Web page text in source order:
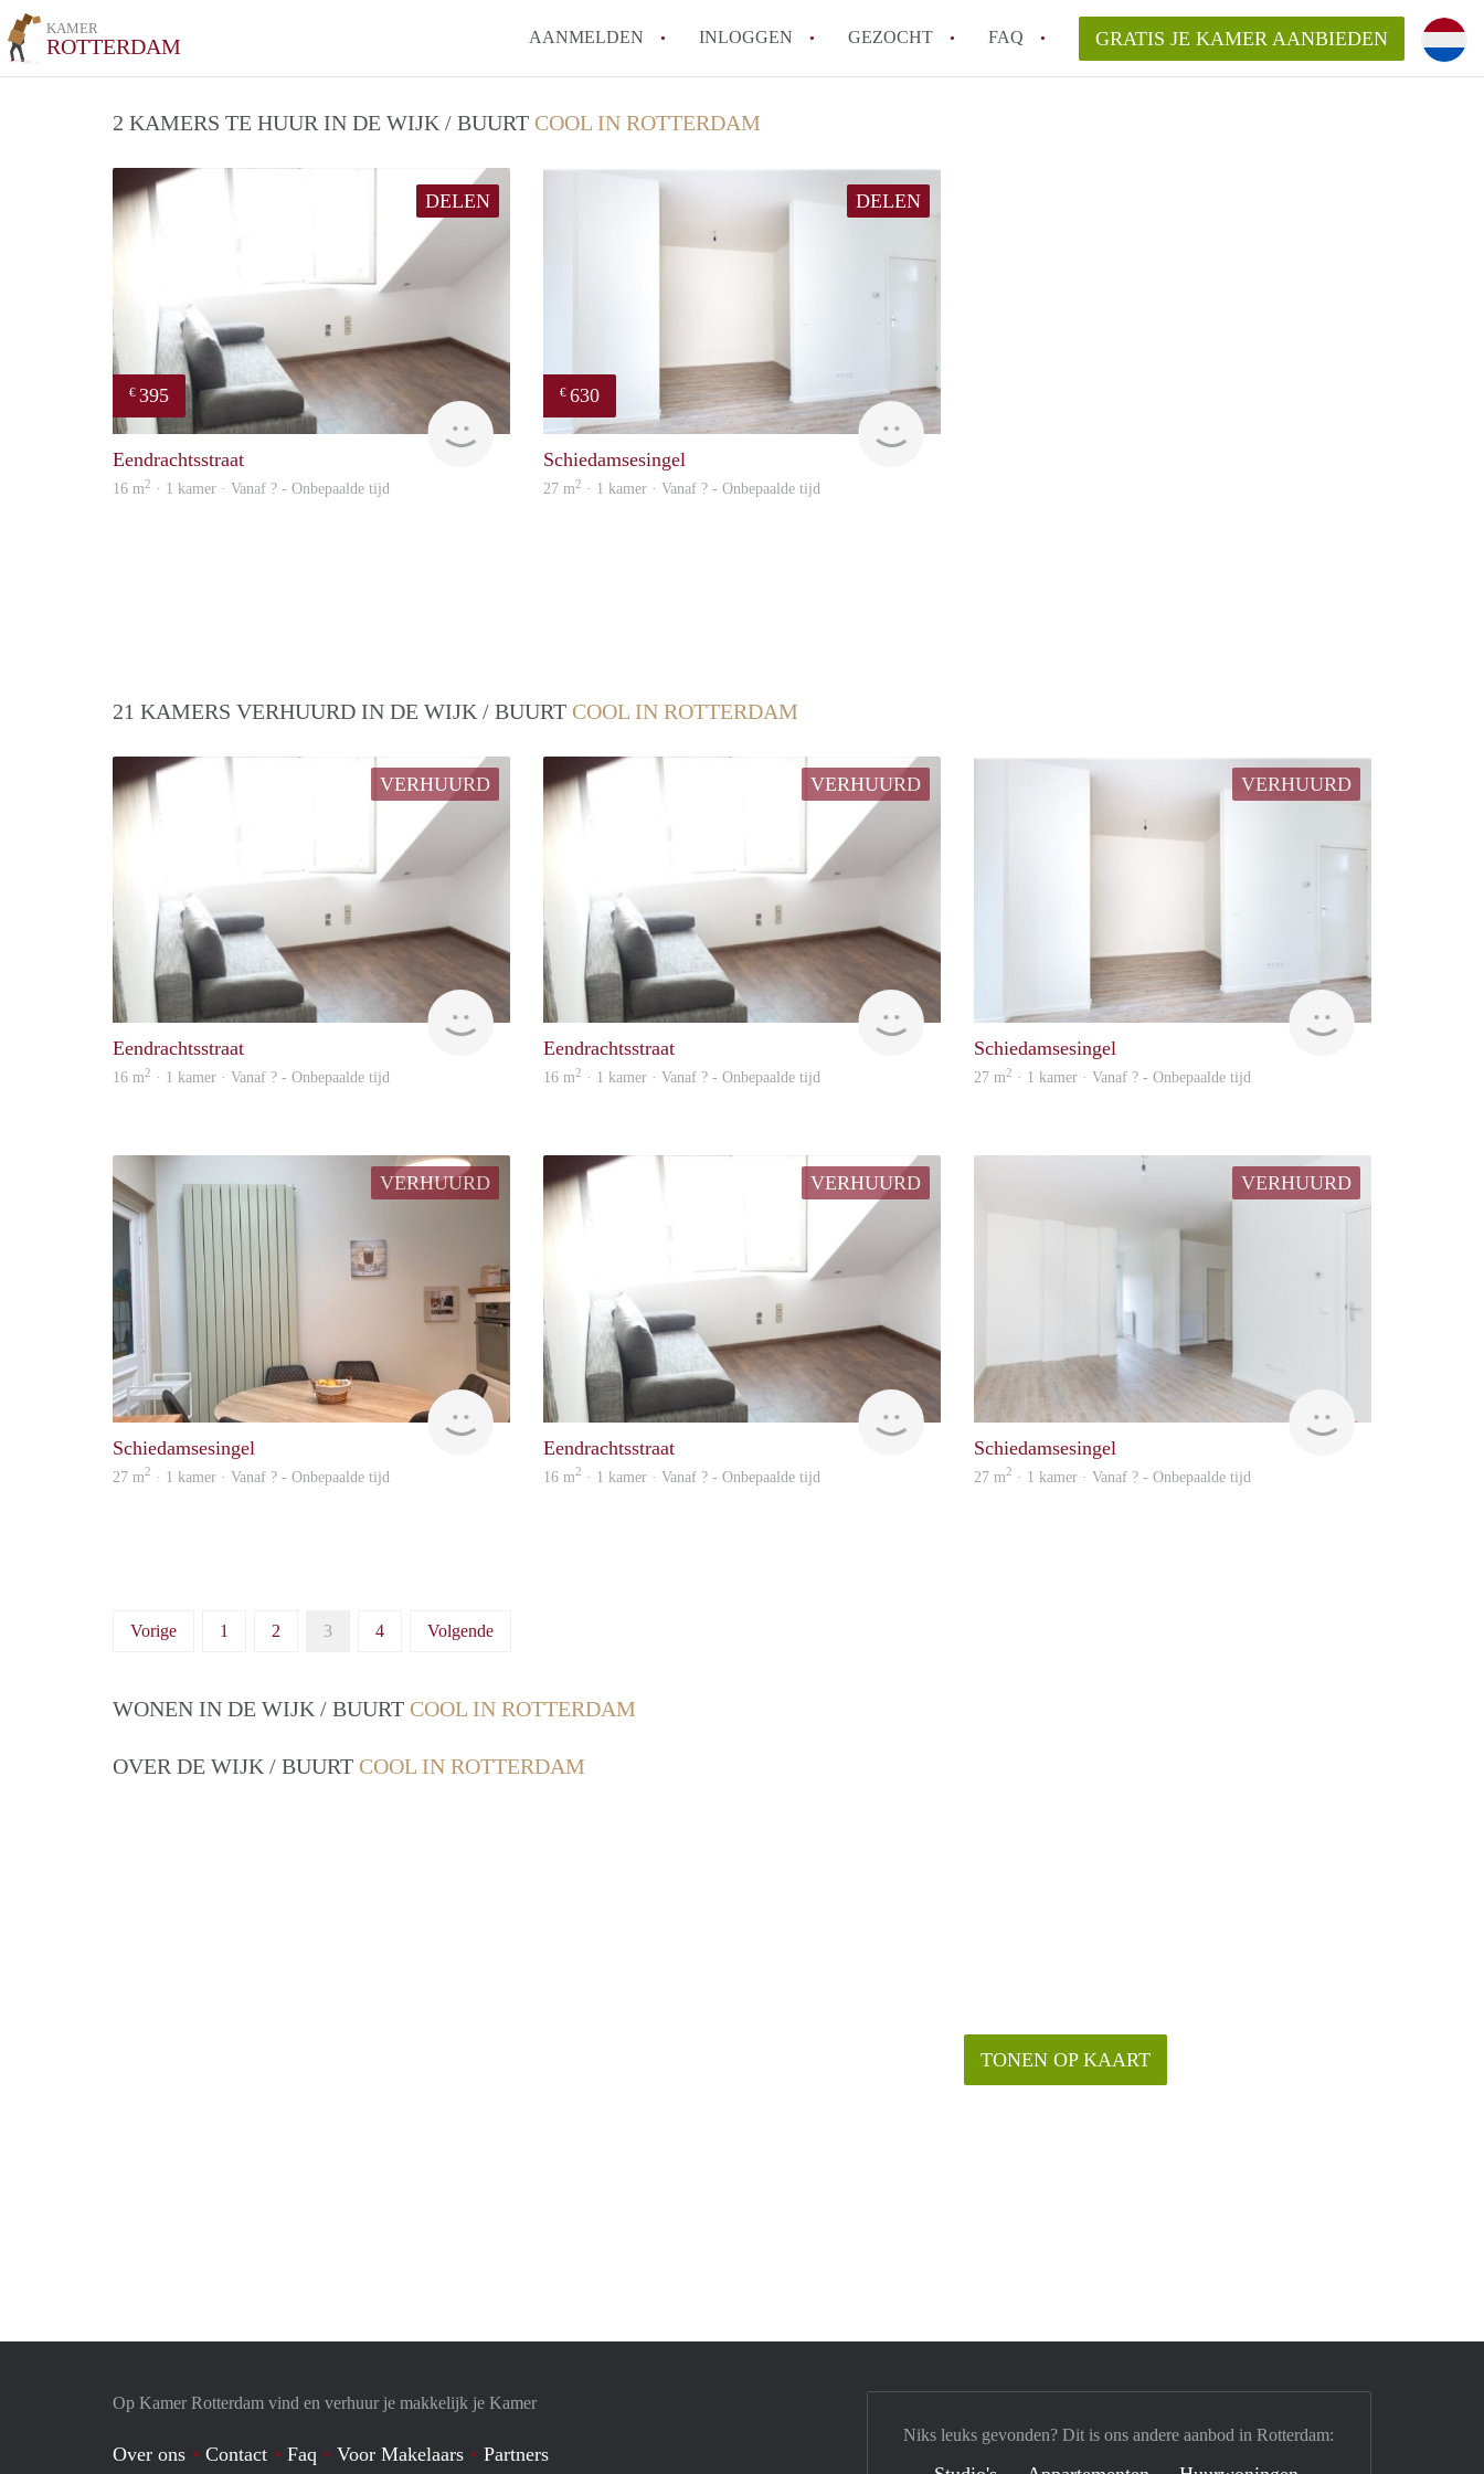
KAMER
ROTTERDAM AANMELDEN INLOGGEN GEZOCHT FAQ
Wat kost een studentenkamer gemiddeld in Rotterdam?
Hoe vind ik een kamer in Rotterdam?
GRATIS JE KAMER AANBIEDEN
2 KAMERS TE HUUR IN DE WIJK / BUURT COOL IN ROTTERDAM
DELEN
€ 395
Eendrachtsstraat
16 m2 · 1 kamer · Vanaf ? - Onbepaalde tijd
DELEN
€ 630
finder
Schiedamsesingel
27 m2 · 1 kamer · Vanaf ? - Onbepaalde tijd
21 KAMERS VERHUURD IN DE WIJK / BUURT COOL IN ROTTERDAM
VERHUURD
Eendrachtsstraat
16 m2 · 1 kamer · Vanaf ? - Onbepaalde tijd
VERHUURD
Eendrachtsstraat
16 m2 · 1 kamer · Vanaf ? - Onbepaalde tijd
VERHUURD
Schiedamsesingel
27 m2 · 1 kamer · Vanaf ? - Onbepaalde tijd
VERHUURD
finder
Schiedamsesingel
27 m2 · 1 kamer · Vanaf ? - Onbepaalde tijd
VERHUURD
Eendrachtsstraat
16 m2 · 1 kamer · Vanaf ? - Onbepaalde tijd
VERHUURD
Schiedamsesingel
27 m2 · 1 kamer · Vanaf ? - Onbepaalde tijd
Vorige 1 2 3 4 Volgende
WONEN IN DE WIJK / BUURT COOL IN ROTTERDAM
OVER DE WIJK / BUURT COOL IN ROTTERDAM
TONEN OP KAART
Op Kamer Rotterdam vind en verhuur je makkelijk je Kamer
Over ons Contact Faq Voor Makelaars Partners
Niks leuks gevonden? Dit is ons andere aanbod in Rotterdam: